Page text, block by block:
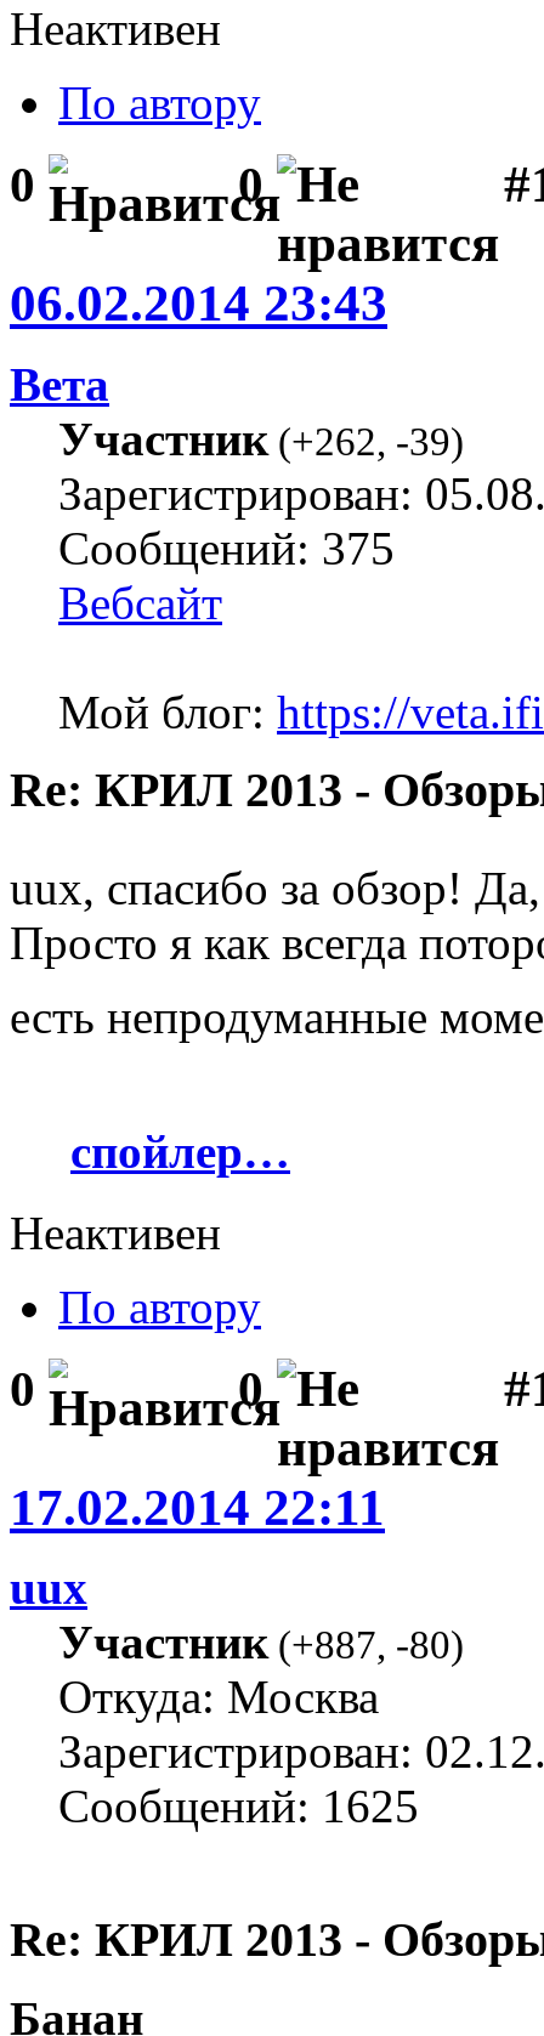
Неактивен
По автору
0 0
06.02.2014 23:43
Вета
Участник(+262, -39)
Зарегистрирован:
Сообщений: 375
Вебсайт
Мой блог: https://
Re: КРИЛ 2013 -
uux, спасибо за обзор!
Просто я как всегда
есть непродуманные
спойлер…
Неактивен
По автору
0 0
17.02.2014 22:11
uux
Участник(+887, -80)
Откуда: Москва
Зарегистрирован:
Сообщений: 1625
Re: КРИЛ 2013 -
Банан